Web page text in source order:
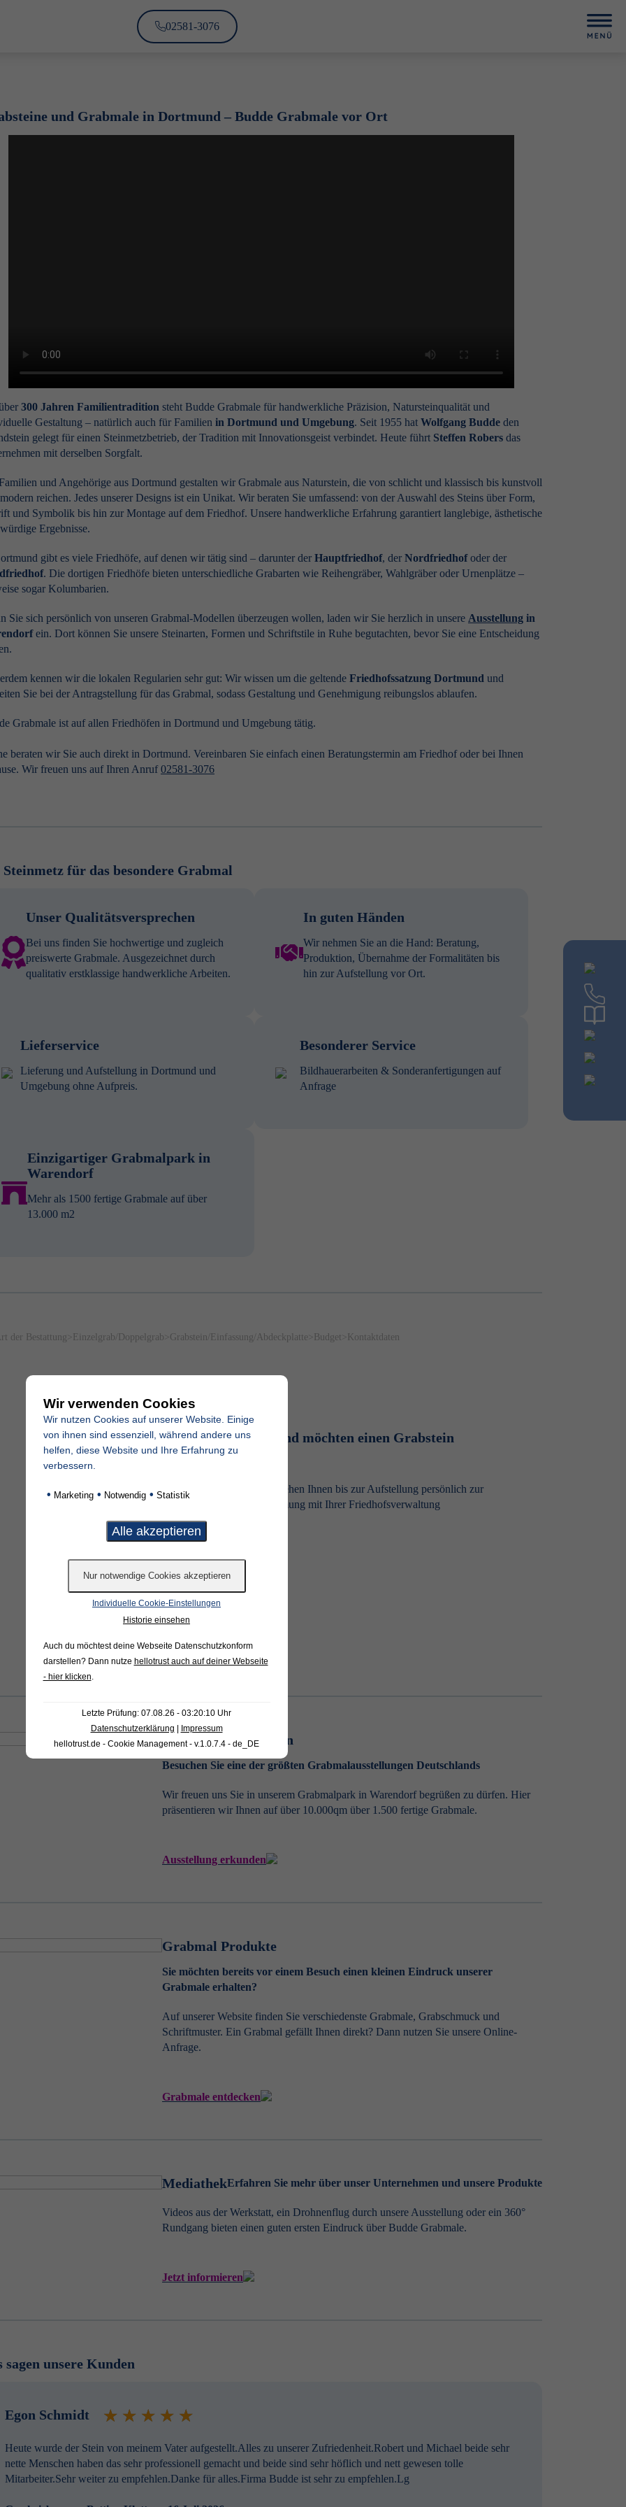
02581-3076
und Grabmale in Dortmund – Budde Grabmale vor Ort
300 Jahren Familientradition steht Budde Grabmale für handwerkliche Präzision, Natursteinqualität und
Gestaltung – natürlich auch für Familien in Dortmund und Umgebung. Seit 1955 hat Wolfgang Budde den
gelegt für einen Steinmetzbetrieb, der Tradition mit Innovationsgeist verbindet. Heute führt Steffen Robers das
mit derselben Sorgfalt.
und Angehörige aus Dortmund gestalten wir Grabmale aus Naturstein, die von schlicht und klassisch bis kunstvoll
reichen. Jedes unserer Designs ist ein Unikat. Wir beraten Sie umfassend: von der Auswahl des Steins über Form,
und Symbolik bis hin zur Montage auf dem Friedhof. Unsere handwerkliche Erfahrung garantiert langlebige, ästhetische
Ergebnisse.
gibt es viele Friedhöfe, auf denen wir tätig sind – darunter der Hauptfriedhof, der Nordfriedhofoder der
. Die dortigen Friedhöfe bieten unterschiedliche Grabarten wie Reihengräber, Wahlgräber oder Urnenplätze –
sogar Kolumbarien.
Sie sich persönlich von unseren Grabmal-Modellen überzeugen wollen, laden wir Sie herzlich in unsere Ausstellung in
ein. Dort können Sie unsere Steinarten, Formen und Schriftstile in Ruhe begutachten, bevor Sie eine Entscheidung
kennen wir die lokalen Regularien sehr gut: Wir wissen um die geltende Friedhofssatzung Dortmund und
Sie bei der Antragstellung für das Grabmal, sodass Gestaltung und Genehmigung reibungslos ablaufen.
Grabmale ist auf allen Friedhöfen in Dortmund und Umgebung tätig.
beraten wir Sie auch direkt in Dortmund. Vereinbaren Sie einfach einen Beratungstermin am Friedhof oder bei Ihnen
Wir freuen uns auf Ihren Anruf02581-3076
für das besondere Grabmal
Unser Qualitätsversprechen
Bei uns finden Sie hochwertige und zugleich
preiswerte Grabmale. Ausgezeichnet durch
qualitativ erstklassige handwerkliche Arbeiten.
In guten Händen
Wir nehmen Sie an die Hand: Beratung,
Produktion, Übernahme der Formalitäten bis
hin zur Aufstellung vor Ort.
Lieferservice
Lieferung und Aufstellung in Dortmund und
Umgebung ohne Aufpreis.
Besonderer Service
Bildhauerarbeiten & Sonderanfertigungen auf
Anfrage
Einzigartiger Grabmalpark in
Warendorf
Mehr als 1500 fertige Grabmale auf über
13.000 m2
der Bestattung > Einzelgrab/Doppelgrab >Grabstein/Einfassung/Abdeckplatte > Budget > Kontaktdaten
Sie können nicht persönlich vor Ort sein und möchten einen Grabstein
online anfragen?
Auf Basis Ihrer Anfrage beraten wir Sie individuell und stehen Ihnen bis zur Aufstellung persönlich zur
Seite. Auch die nötigen Formalitäten wie z.B. die Abstimmung mit Ihrer Friedhofsverwaltung
übernehmen wir gerne.
Anfrage starten
Ausstellung erkunden
Besuchen Sie eine der größten Grabmalausstellungen Deutschlands
Wir freuen uns Sie in unserem Grabmalpark in Warendorf begrüßen zu dürfen. Hier
präsentieren wir Ihnen auf über 10.000qm über 1.500 fertige Grabmale.
Ausstellung erkunden
Grabmal Produkte
Sie möchten bereits vor einem Besuch einen kleinen Eindruck unserer
Grabmale erhalten?
Auf unserer Website finden Sie verschiedenste Grabmale, Grabschmuck und
Schriftmuster. Ein Grabmal gefällt Ihnen direkt? Dann nutzen Sie unsere Online-
Anfrage.
Grabmale entdecken
MediathekErfahren Sie mehr über unser Unternehmen und unsere Produkte
Videos aus der Werkstatt, ein Drohnenflug durch unsere Ausstellung oder ein 360°
Rundgang bieten einen guten ersten Eindruck über Budde Grabmale.
Jetzt informieren
sagen unsere Kunden
Egon Schmidt
Heute wurde der Stein von meinem Vater aufgestellt.Alles zu unserer Zufriedenheit.Robert und Michael beide sehr
nette Menschen haben das sehr professionell gemacht und beide sind sehr höflich und nett gewesen tolle
Mitarbeiter.Sehr weiter zu empfehlen.Danke für alles.Firma Budde ist sehr zu empfehlen.Lg
Wir verwenden Cookies
Wir nutzen Cookies auf unserer Website. Einige
von ihnen sind essenziell, während andere uns
helfen, diese Website und Ihre Erfahrung zu
verbessern.
• Marketing • Notwendig • Statistik
Individuelle Cookie-Einstellungen
Historie einsehen
Auch du möchtest deine Webseite Datenschutzkonform
darstellen? Dann nutze hellotrust auch auf deiner Webseite
- hier klicken.
Letzte Prüfung: 07.08.26 - 03:20:10 Uhr
Datenschutzerklärung
Impressum
hellotrust.de - Cookie Management - v.1.0.7.4 - de_DE